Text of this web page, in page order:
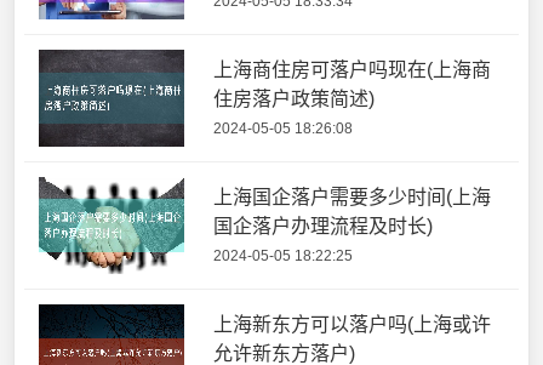
上海商住房可落户吗现在(上海商
住房落户政策简述)
2024-05-05 18:26:08
上海国企落户需要多少时间(上海
国企落户办理流程及时长)
2024-05-05 18:22:25
上海新东方可以落户吗(上海或许
允许新东方落户)